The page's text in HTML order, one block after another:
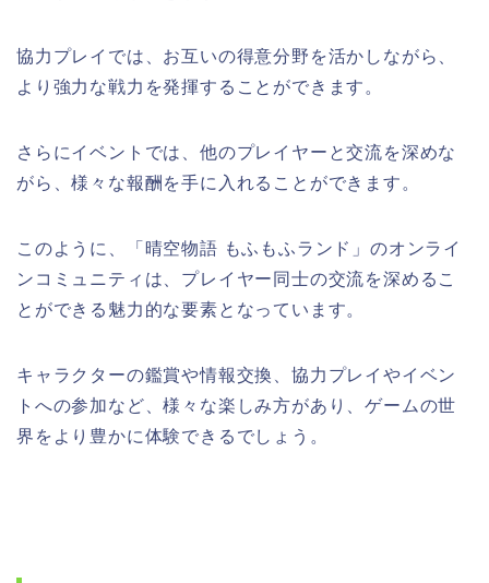
協力プレイでは、お互いの得意分野を活かしながら、
より強力な戦力を発揮することができます。
さらにイベントでは、他のプレイヤーと交流を深めな
がら、様々な報酬を手に入れることができます。
このように、「晴空物語 もふもふランド」のオンライ
ンコミュニティは、プレイヤー同士の交流を深めるこ
とができる魅力的な要素となっています。
キャラクターの鑑賞や情報交換、協力プレイやイベン
トへの参加など、様々な楽しみ方があり、ゲームの世
界をより豊かに体験できるでしょう。